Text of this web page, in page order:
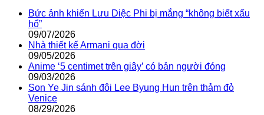
Bức ảnh khiến Lưu Diệc Phi bị mắng “không biết xấu
hổ”
09/07/2026
Nhà thiết kế Armani qua đời
09/05/2026
Anime ‘5 centimet trên giây’ có bản người đóng
09/03/2026
Son Ye Jin sánh đôi Lee Byung Hun trên thảm đỏ
Venice
08/29/2026